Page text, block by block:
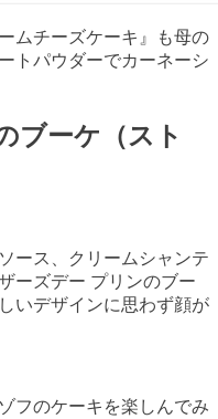
ムチーズケーキ』も母の
トパウダーでカーネーシ
ブーケ（スト
ース、クリームシャンテ
ーズデー プリンのブー
いデザインに思わず顔が
フのケーキを楽しんでみ